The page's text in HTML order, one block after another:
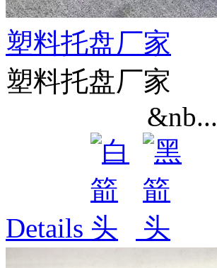
塑料托盘厂家
塑料托盘厂家
&nb...
Details